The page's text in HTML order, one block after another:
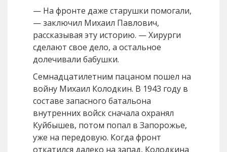
— На фронте даже старушки помогали,
— заключил Михаил Павлович,
рассказывая эту историю. — Хирурги
сделают свое дело, а остальное
долечивали бабушки.
Семнадцатилетним пацаном пошел на
войну Михаил Колодкин. В 1943 году в
составе запасного батальона
внутренних войск сначала охранял
Куйбышев, потом попал в Запорожье,
уже на передовую. Когда фронт
откатился далеко на запад, Колодкина